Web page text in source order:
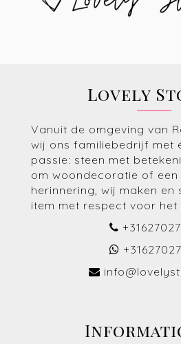
Lovely
Vanuit de omgeving van
wij ons familiebedrijf met
passie: steen met
om woondecoratie of een
herinnering, wij maken en
item met respect voor het